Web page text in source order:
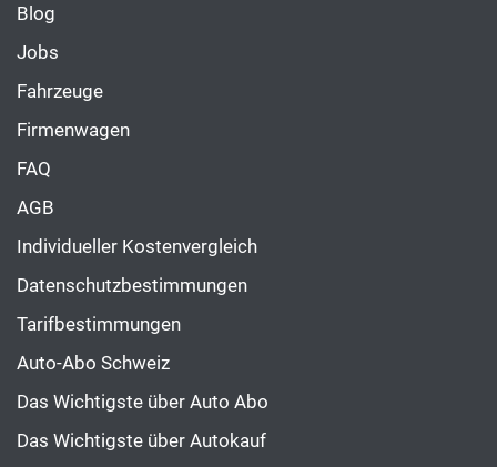
Blog
Jobs
Fahrzeuge
Firmenwagen
FAQ
AGB
Individueller Kostenvergleich
Datenschutzbestimmungen
Tarifbestimmungen
Auto-Abo Schweiz
Das Wichtigste über Auto Abo
Das Wichtigste über Autokauf